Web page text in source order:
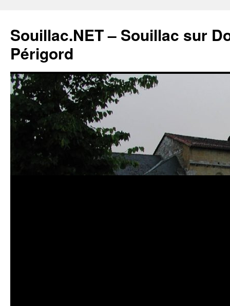
Souillac.NET – Souillac sur
Périgord